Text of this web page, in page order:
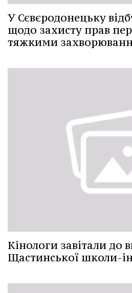
У Сєвєродонецьку
щодо захисту прав
тяжкими
Кінологи завітали до
Щастинської школи-